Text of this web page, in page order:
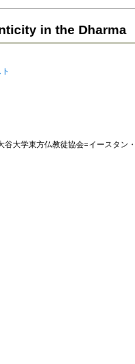
in the Dharma
大学東方仏教徒協会=イースタン